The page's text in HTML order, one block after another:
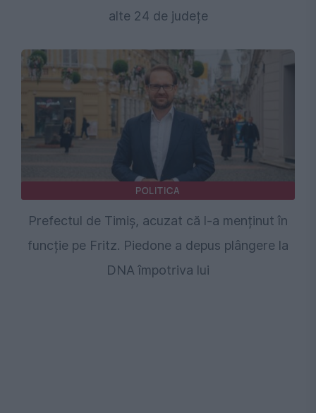
alte 24 de județe
POLITICA
Prefectul de Timiș, acuzat că l-a menținut în
funcție pe Fritz. Piedone a depus plângere la
DNA împotriva lui